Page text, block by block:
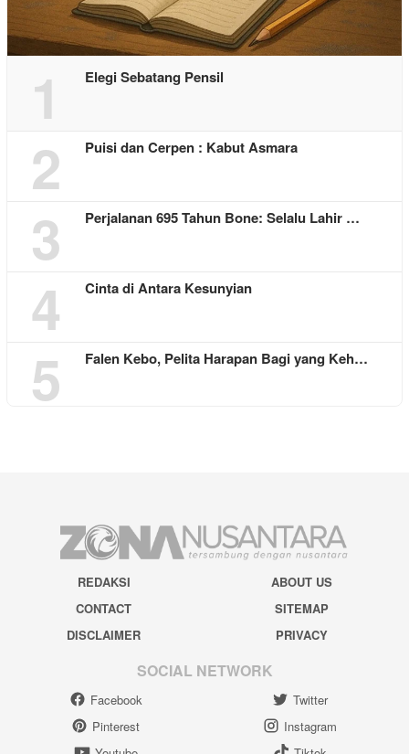
1 Elegi Sebatang Pensil
2 Puisi dan Cerpen : Kabut Asmara
3 Perjalanan 695 Tahun Bone: Selalu Lahir …
4 Cinta di Antara Kesunyian
5 Falen Kebo, Pelita Harapan Bagi yang Keh…
REDAKSI
ABOUT US
CONTACT
SITEMAP
DISCLAIMER
PRIVACY
SOCIAL NETWORK
Facebook
Twitter
Pinterest
Instagram